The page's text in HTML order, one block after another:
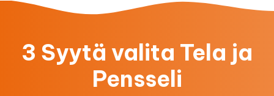
3 Syytä valita Tela ja
Pensseli